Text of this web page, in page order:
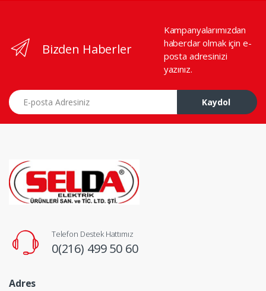
Bizden Haberler
Kampanyalarımızdan
haberdar olmak için e-
posta adresinizi
yazınız.
E-posta Adresiniz
Kaydol
Telefon Destek Hattımız
0(216) 499 50 60
Adres